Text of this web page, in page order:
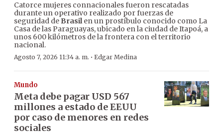
Catorce mujeres connacionales fueron rescatadas
durante un operativo realizado por fuerzas de
seguridad de Brasilen un prostíbulo conocido como La
Casa de las Paraguayas, ubicado en la ciudad de Itapoá, a
unos 600 kilómetros de la frontera con el territorio
nacional.
Agosto 7, 2026 11:34 a. m. · Edgar Medina
Mundo
Meta debe pagar USD 567
millones a estado de EEUU
por caso de menores en redes
sociales